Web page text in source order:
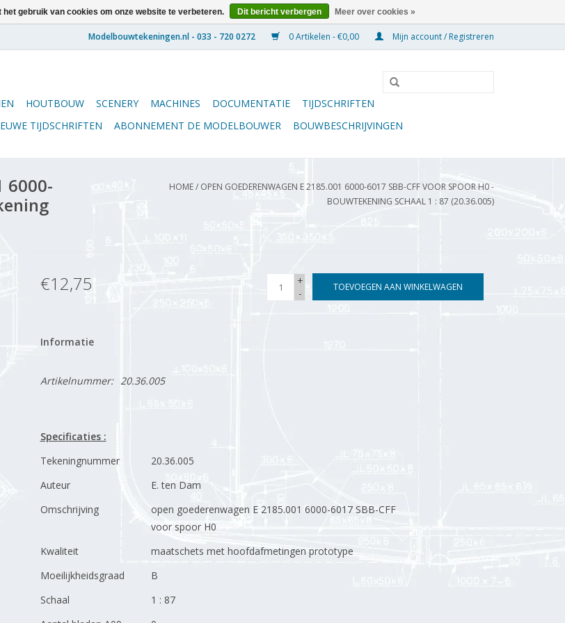
0 Artikelen - €0,00 Mijn account / Registreren
HOUTBOUW SCENERY MACHINES DOCUMENTATIE
TIJDSCHRIFTEN
TIJDSCHRIFTEN ABONNEMENT DE MODELBOUWER BOUWBESCHRIJVINGEN
6000-
HOME/ OPEN GOEDERENWAGEN E 2185.001 6000-6017 SBB-CFF VOOR SPOOR H0 -
BOUWTEKENING SCHAAL 1 : 87 (20.36.005)
€12,75
+
-
TOEVOEGEN AAN WINKELWAGEN
Informatie
Artikelnummer: 20.36.005
Specificaties :
Tekeningnummer
20.36.005
Auteur
E. ten Dam
Omschrijving
open goederenwagen E 2185.001 6000-6017 SBB-CFF
voor spoor H0
Kwaliteit
maatschets met hoofdafmetingen prototype
Moeilijkheidsgraad
B
Schaal
1 : 87
gebruik van cookies om onze website te verbeteren. Dit bericht verbergen Meer over cookies »